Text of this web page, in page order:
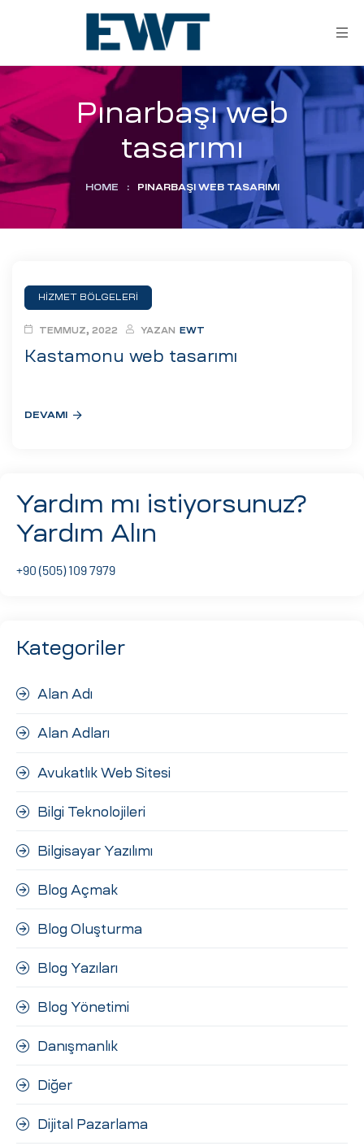
Pınarbaşı web
tasarımı
HOME : PINARBAŞI WEB TASARIMI
HİZMET BÖLGELERİ
Kastamonu web tasarımı
TEMMUZ, 2022 YAZAN EWT
DEVAMI
Yardım mı istiyorsunuz?
Yardım Alın
+90 (505) 109 7979
Kategoriler
Alan Adı
Alan Adları
Avukatlık Web Sitesi
Bilgi Teknolojileri
Bilgisayar Yazılımı
Blog Açmak
Blog Oluşturma
Blog Yazıları
Blog Yönetimi
Danışmanlık
Diğer
Dijital Pazarlama